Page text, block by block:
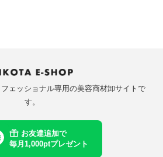
ェッショナル専用の美容商材卸サイトで
す。
お友達追加で
毎月1,000ptプレゼント